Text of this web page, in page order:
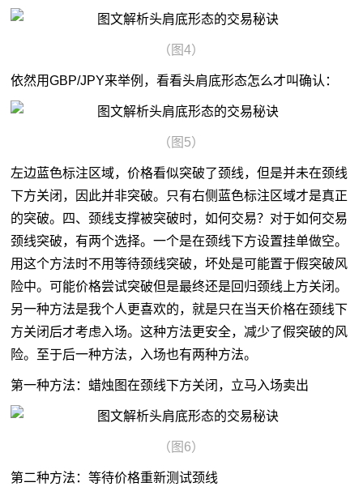
（图4）
依然用GBP/JPY来举例，看看头肩底形态怎么才叫确认：
（图5）
左边蓝色标注区域，价格看似突破了颈线，但是并未在颈线
下方关闭，因此并非突破。只有右侧蓝色标注区域才是真正
的突破。四、颈线支撑被突破时，如何交易？对于如何交易
颈线突破，有两个选择。一个是在颈线下方设置挂单做空。
用这个方法时不用等待颈线突破，坏处是可能置于假突破风
险中。可能价格尝试突破但是最终还是回归颈线上方关闭。
另一种方法是我个人更喜欢的，就是只在当天价格在颈线下
方关闭后才考虑入场。这种方法更安全，减少了假突破的风
险。至于后一种方法，入场也有两种方法。
第一种方法：蜡烛图在颈线下方关闭，立马入场卖出
（图6）
第二种方法：等待价格重新测试颈线